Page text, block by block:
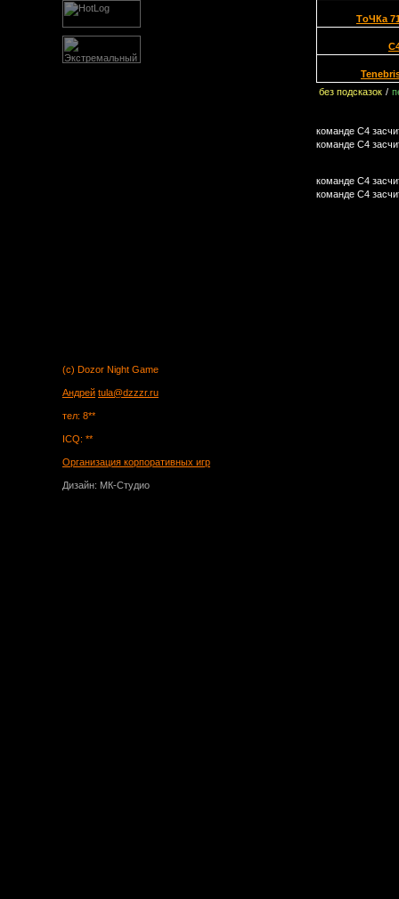
TоЧКа
без подсказок /
команде C4
команде C4
команде C4
команде C4
(c) Dozor Night Game
Андрей tula@dzzzr.ru
тел: 8**
ICQ: **
Организация корпоративных игр
Дизайн: МК-Студио